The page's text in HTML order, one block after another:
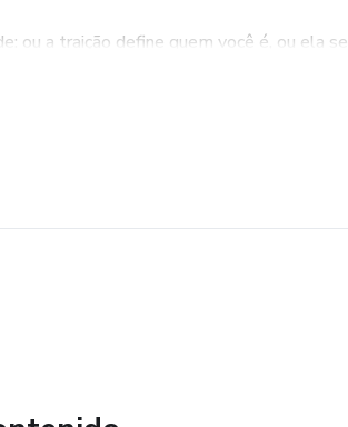
ou a traição define quem você é, ou ela se